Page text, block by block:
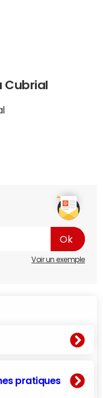
Cubrial
Voir un exemple
pratiques